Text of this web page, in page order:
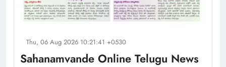
Thu, 06 Aug 2026 10:21:41 +0530
Sahanamvande Online Telugu News